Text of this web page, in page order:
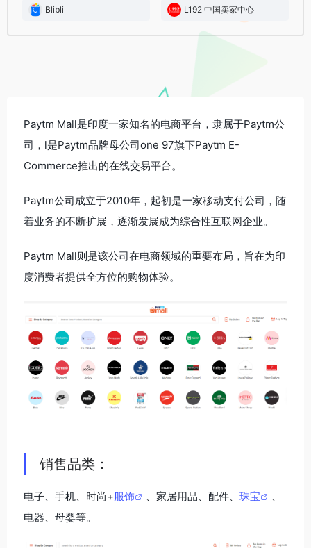
Blibli L192 中国卖家中心
Paytm Mall是印度一家知名的电商平台，隶属于Paytm公
司，l是Paytm品牌母公司one 97旗下Paytm E-
Commerce推出的在线交易平台。
Paytm公司成立于2010年，起初是一家移动支付公司，随
着业务的不断扩展，逐渐发展成为综合性互联网企业。
Paytm Mall则是该公司在电商领域的重要布局，旨在为印
度消费者提供全方位的购物体验。
销售品类：
电子、手机、时尚+服饰 、家居用品、配件、 珠宝
电器、母婴等。